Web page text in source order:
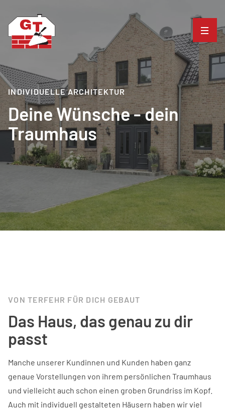
INDIVIDUELLE ARCHITEKTUR
Deine Wünsche - dein
Traumhaus
VON TERFEHR FÜR DICH GEBAUT
Das Haus, das genau zu dir
passt
Manche unserer Kundinnen und Kunden haben ganz
genaue Vorstellungen von ihrem persönlichen Traumhaus
und vielleicht auch schon einen groben Grundriss im Kopf.
Auch mit individuell gestalteten Häusern haben wir viel